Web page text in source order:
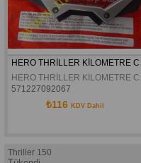
571227092067
₺116KDV Dahil
Thriller 150